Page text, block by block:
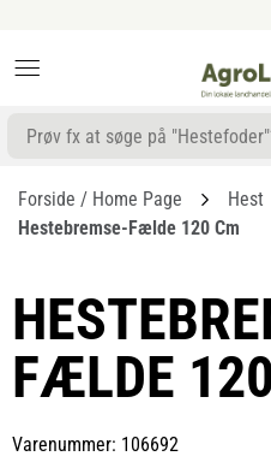
Forside / Home Page Hest
Hestebremse-Fælde 120 Cm
FÆLDE
Varenummer: 106692